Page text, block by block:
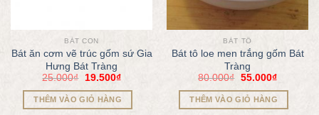
BÁT CON
Bát ăn cơm vẽ trúc gốm sứ Gia
Hưng Bát Tràng
25.000₫ 19.500₫
THÊM VÀO GIỎ HÀNG
BÁT TÔ
Bát tô loe men trắng gốm Bát
Tràng
80.000₫ 55.000₫
THÊM VÀO GIỎ HÀNG